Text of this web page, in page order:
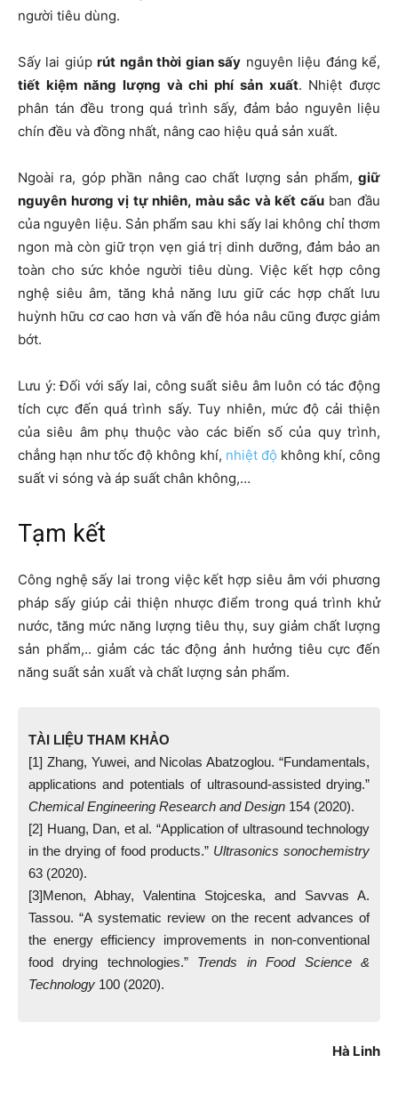
người tiêu dùng.
Sấy lai giúprút ngắn thời gian sấy nguyên liệu đáng kể,
tiết kiệm năng lượng và chi phí sản xuất. Nhiệt được
phân tán đều trong quá trình sấy, đảm bảo nguyên liệu
chín đều và đồng nhất, nâng cao hiệu quả sản xuất.
Ngoài ra, góp phần nâng cao chất lượng sản phẩm, giữ
nguyên hương vị tự nhiên, màu sắc và kết cấuban đầu
của nguyên liệu. Sản phẩm sau khi sấy lai không chỉ thơm
ngon mà còn giữ trọn vẹn giá trị dinh dưỡng, đảm bảo an
toàn cho sức khỏe người tiêu dùng. Việc kết hợp công
nghệ siêu âm, tăng khả năng lưu giữ các hợp chất lưu
huỳnh hữu cơ cao hơn và vấn đề hóa nâu cũng được giảm
bớt.
Lưu ý: Đối với sấy lai, công suất siêu âm luôn có tác động
tích cực đến quá trình sấy. Tuy nhiên, mức độ cải thiện
của siêu âm phụ thuộc vào các biến số của quy trình,
chẳng hạn như tốc độ không khí, nhiệt độ không khí, công
suất vi sóng và áp suất chân không,…
Tạm kết
Công nghệ sấy lai trong việc kết hợp siêu âm với phương
pháp sấy giúp cải thiện nhược điểm trong quá trình khử
nước, tăng mức năng lượng tiêu thụ, suy giảm chất lượng
sản phẩm,.. giảm các tác động ảnh hưởng tiêu cực đến
năng suất sản xuất và chất lượng sản phẩm.
TÀI LIỆU THAM KHẢO
[1] Zhang, Yuwei, and Nicolas Abatzoglou. “Fundamentals,
applications and potentials of ultrasound-assisted drying.”
Chemical Engineering Research and Design 154 (2020).
[2] Huang, Dan, et al. “Application of ultrasound technology
in the drying of food products.” Ultrasonics sonochemistry
63 (2020).
[3]Menon, Abhay, Valentina Stojceska, and Savvas A.
Tassou. “A systematic review on the recent advances of
the energy efficiency improvements in non-conventional
food drying technologies.” Trends in Food Science &
Technology 100 (2020).
Hà Linh